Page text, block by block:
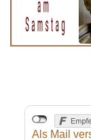
Als Mail